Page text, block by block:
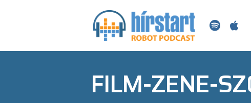
FILM-ZENE-